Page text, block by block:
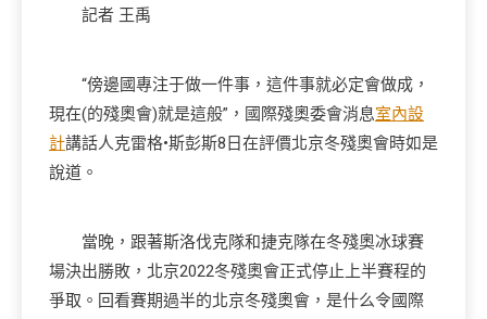
記者 王禹
“傍邊國專注于做一件事，這件事就必定會做成，
現在(的殘奧會)就是這般”，國際殘奧委會消息室內設
計講話人克雷格•斯彭斯8日在評價北京冬殘奧會時如是
說道。
當晚，跟著斯洛伐克隊和捷克隊在冬殘奧冰球賽
場決出勝敗，北京2022冬殘奧會正式停止上半賽程的
爭取。回看賽期過半的北京冬殘奧會，是什么令國際